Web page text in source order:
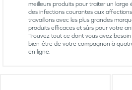
meilleurs produits pour traiter un large
des infections courantes aux
travaillons avec les plus grandes
produits efficaces et sûrs pour votre
Trouvez tout ce dont vous avez
bien-être de votre compagnon à
en ligne.